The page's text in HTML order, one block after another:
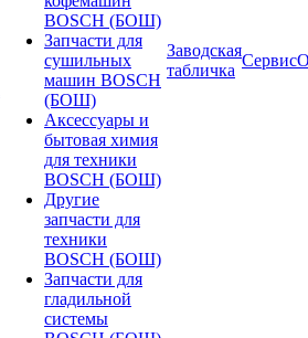
BOSCH (БОШ)
Запчасти для
сушильных
машин BOSCH
(БОШ)
Аксессуары и
бытовая химия
для техники
BOSCH (БОШ)
Другие
запчасти для
техники
BOSCH (БОШ)
Запчасти для
гладильной
системы
Заводская
табличка
Сервис